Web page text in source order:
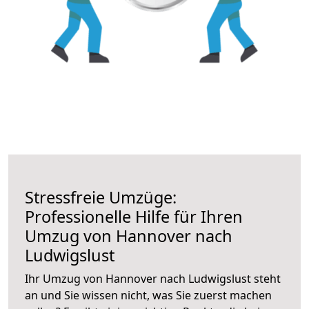
Stressfreie Umzüge:
Professionelle Hilfe für Ihren
Umzug von Hannover nach
Ludwigslust
Ihr Umzug von Hannover nach Ludwigslust steht
an und Sie wissen nicht, was Sie zuerst machen